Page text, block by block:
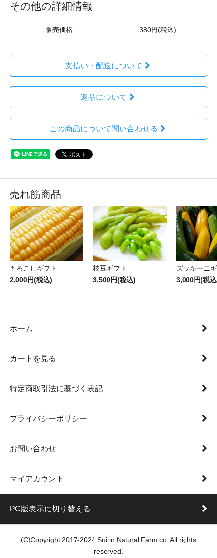
その他の詳細情報
販売価格 380円(税込)
支払い・配送について
返品について
この商品について問い合わせる
売れ筋商品
もろこしギフト
2,000円(税込)
枝豆ギフト
3,500円(税込)
ズッキーニ
3,000円(税
ホーム
カートを見る
特定商取引法に基づく表記
プライバシーポリシー
お問い合わせ
マイアカウント
PC版表示に切り替える
(C)Copyright 2017-2024 Suirin Natural Farm co. All rights
reserved.